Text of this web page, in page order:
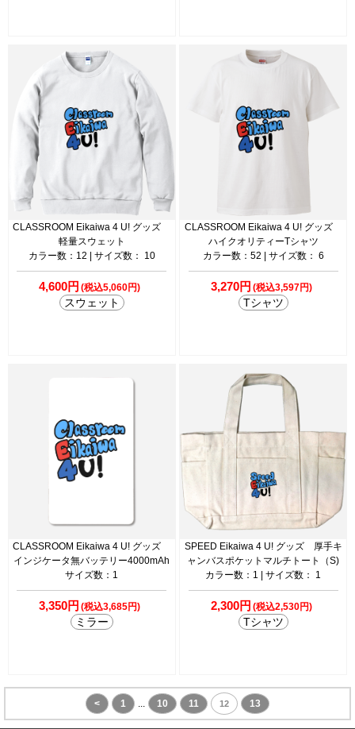
CLASSROOM Eikaiwa 4 U! グッズ
軽量スウェット
カラー数：12 | サイズ数： 10
4,600円 (税込5,060円)
スウェット
CLASSROOM Eikaiwa 4 U! グッズ
ハイクオリティーTシャツ
カラー数：52 | サイズ数： 6
3,270円 (税込3,597円)
Tシャツ
CLASSROOM Eikaiwa 4 U! グッズ
インジケータ無バッテリー4000mAh
サイズ数：1
3,350円 (税込3,685円)
ミラー
SPEED Eikaiwa 4 U! グッズ 厚手キ
ャンバスポケットマルチトート（S)
カラー数：1 | サイズ数： 1
2,300円 (税込2,530円)
Tシャツ
< 1 ... 10 11 12 13